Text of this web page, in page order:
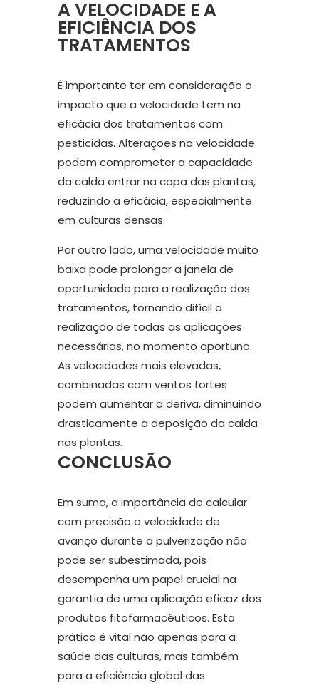
A VELOCIDADE E A
EFICIÊNCIA DOS
TRATAMENTOS
É importante ter em consideração o
impacto que a velocidade tem na
eficácia dos tratamentos com
pesticidas. Alterações na velocidade
podem comprometer a capacidade
da calda entrar na copa das plantas,
reduzindo a eficácia, especialmente
em culturas densas.
Por outro lado, uma velocidade muito
baixa pode prolongar a janela de
oportunidade para a realização dos
tratamentos, tornando difícil a
realização de todas as aplicações
necessárias, no momento oportuno.
As velocidades mais elevadas,
combinadas com ventos fortes
podem aumentar a deriva, diminuindo
drasticamente a deposição da calda
nas plantas.
CONCLUSÃO
Em suma, a importância de calcular
com precisão a velocidade de
avanço durante a pulverização não
pode ser subestimada, pois
desempenha um papel crucial na
garantia de uma aplicação eficaz dos
produtos fitofarmacêuticos. Esta
prática é vital não apenas para a
saúde das culturas, mas também
para a eficiência global das